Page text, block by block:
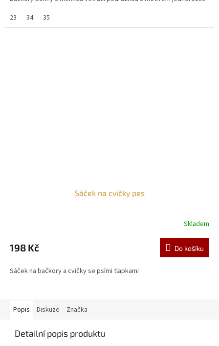
23
34 35
Sáček na cvičky pes
Skladem
198 Kč Do košíku
Sáček na bačkory a cvičky se psími tlapkami
Popis Diskuze Značka
Detailní popis produktu